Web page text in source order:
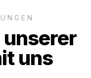
uns